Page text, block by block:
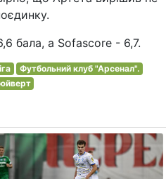
бала, а Sofascore - 6,7.
Футбольний клуб "Арсенал".